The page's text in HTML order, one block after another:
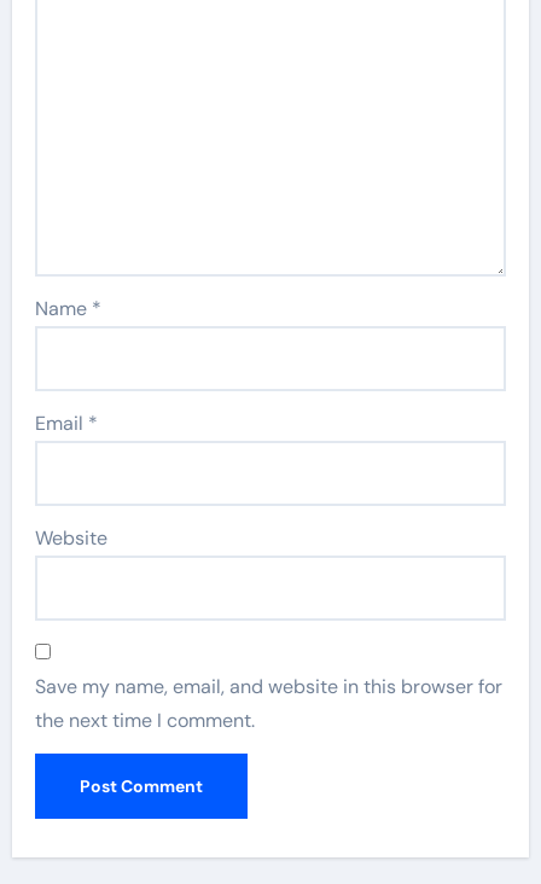
Name *
Email *
Website
Save my name, email, and website in this browser for
the next time I comment.